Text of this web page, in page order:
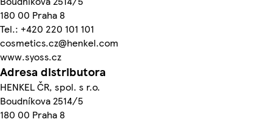
180 00 Praha 8
Tel.: +420 220 101 101
cosmetics.cz@henkel.com
www.syoss.cz
Adresa distributora
HENKEL ČR, spol. s r.o.
Boudníkova 2514/5
180 00 Praha 8